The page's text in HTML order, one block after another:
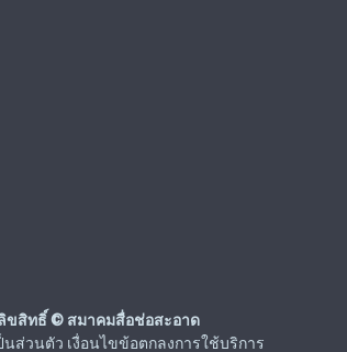
ขสิทธิ์ © สมาคมสื่อช่อสะอาด
ส่วนตัว เงื่อนไขข้อตกลงการใช้บริการ